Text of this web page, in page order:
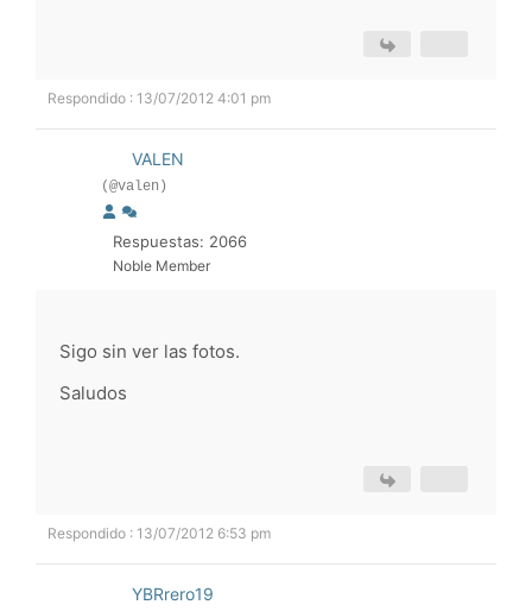
Respondido : 13/07/2012 4:01 pm
VALEN
(@valen)
Respuestas: 2066
Noble Member
Sigo sin ver las fotos.
Saludos
Respondido : 13/07/2012 6:53 pm
YBRrero19